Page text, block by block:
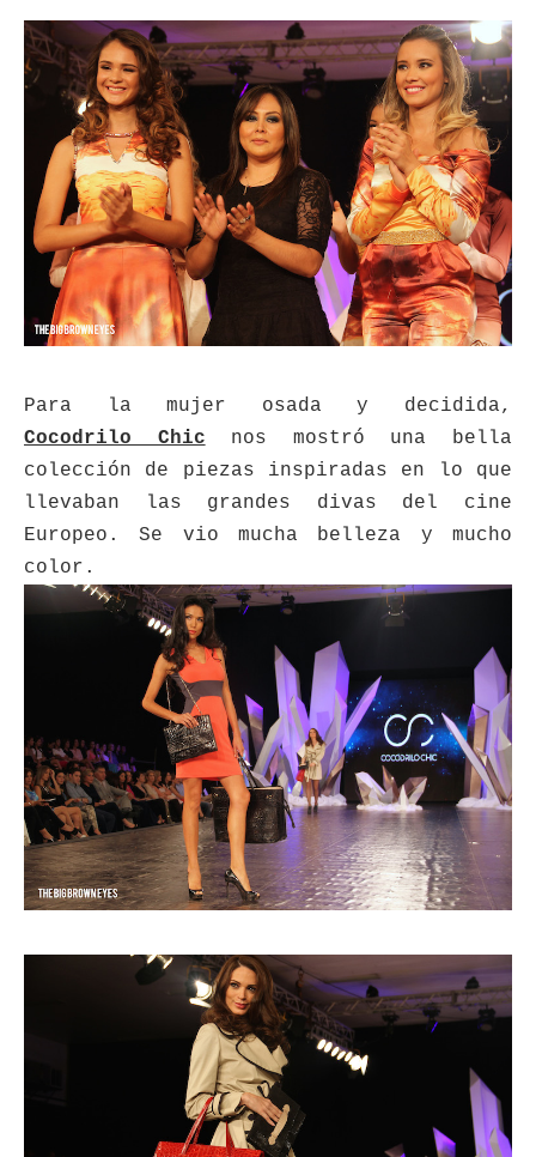
Para la mujer osada y decidida,
Cocodrilo Chic nos mostró una bella
colección de piezas inspiradas en lo que
llevaban las grandes divas del cine
Europeo. Se vio mucha belleza y mucho
color.